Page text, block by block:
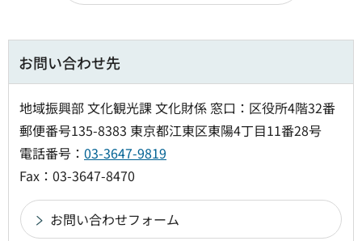
お問い合わせ先
地域振興部 文化観光課 文化財係 窓口：区役所4階32番
郵便番号135-8383 東京都江東区東陽4丁目11番28号
電話番号： 03-3647-9819
Fax：03-3647-8470